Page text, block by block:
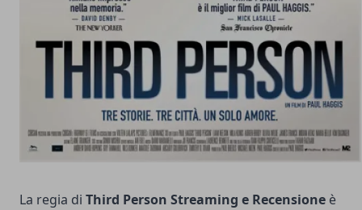
La regia di Third Person Streaming e Recensione è